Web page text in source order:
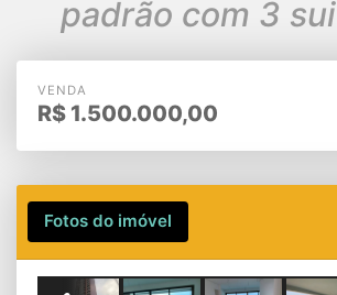
padrão com 3
Beau
VENDA
R$ 1.500.000,00
Fotos do imóvel